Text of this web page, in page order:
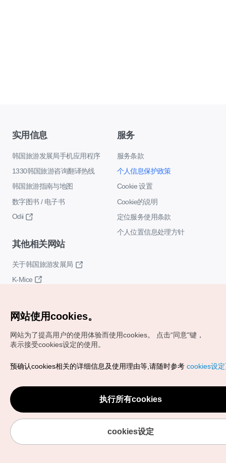
实用信息
韩国旅游发展局手机应用程序
1330韩国旅游咨询翻译热线
韩国旅游指南与地图
数字图书 / 电子书
Odii
服务
服务条款
个人信息保护政策
Cookie 设置
Cookie的说明
定位服务使用条款
个人位置信息处理方针
其他相关网站
关于韩国旅游发展局
K-Mice
Copyrights (c) 韩国旅游发展局版权所有
VISITKOREA官方邮箱
chnsim@knto.or.kr
网站使用cookies。
网站为了提高用户的使用体验而使用cookies。
点击“同意"键，
表示接受cookies设定的使用。
预确认cookies相关的详细信息及使用理由等,请随时参考 cookies设
执行所有cookies
cookies设定